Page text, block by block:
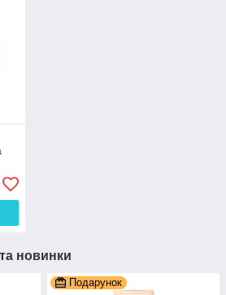
новинки
Подарунок